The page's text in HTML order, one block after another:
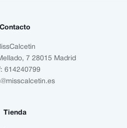
Contacto
7 28015 Madrid
614240799
Tienda